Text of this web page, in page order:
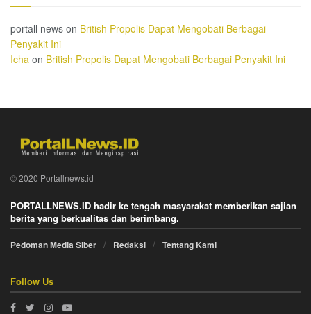
portall news on British Propolis Dapat Mengobati Berbagai
Penyakit Ini
Icha on British Propolis Dapat Mengobati Berbagai Penyakit Ini
© 2020 Portallnews.id
PORTALLNEWS.ID hadir ke tengah masyarakat memberikan sajian
berita yang berkualitas dan berimbang.
Pedoman Media Siber Redaksi Tentang Kami
Follow Us